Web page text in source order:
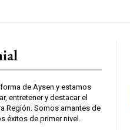
de Aysen y estamos
entretener y destacar el
Región. Somos amantes de
éxitos de primer nivel.